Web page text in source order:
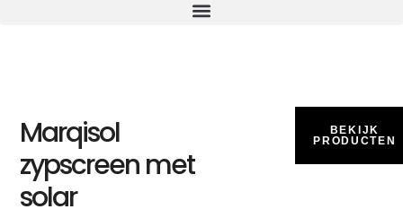
Marqisol
zypscreen met
solar
BEKIJK
PRODUCTEN